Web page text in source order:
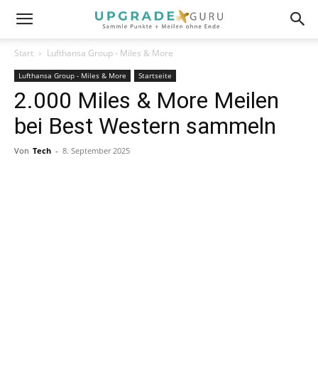
Start Lufthansa Group - Miles & More
Lufthansa Group - Miles & More Startseite
2.000 Miles & More Meilen
bei Best Western sammeln
Von Tech - 8. September 2025